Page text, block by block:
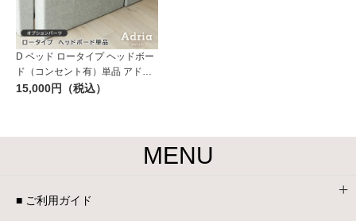
D ベッド ロータイプ ヘッドボー
ド（コンセント有）単品 アドリ
ア
15,000円（税込）
MENU
■ ご利用ガイド